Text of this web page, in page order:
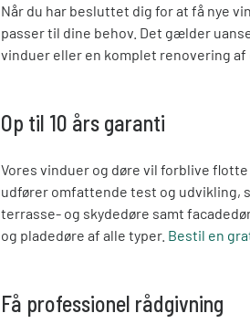
Når du har besluttet dig for at få nye
passer til dine behov. Det gælder
vinduer eller en komplet renovering af
Op til 10 års garanti
Vores vinduer og døre vil forblive
udfører omfattende test og udvikling,
terrasse- og skydedøre samt
og pladedøre af alle typer. Bestil en
Få professionel rådgivning